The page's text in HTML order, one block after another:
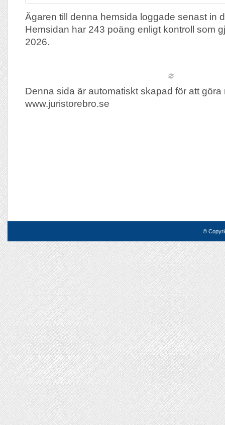
Ägaren till denna hemsida loggade senast in
Hemsidan har 243 poäng enligt kontroll som
2026.
Denna sida är automatiskt skapad för att göra
www.juristorebro.se
©